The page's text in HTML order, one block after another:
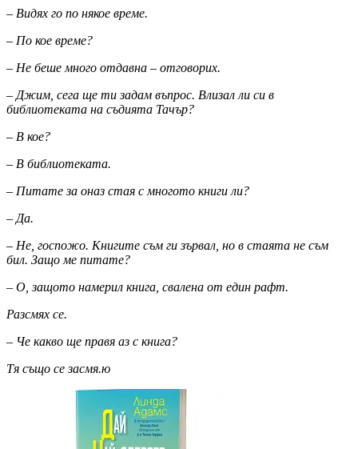
– Видях го по някое време.
– По кое време?
– Не беше много отдавна – отговорих.
– Джим, сега ще ти задам въпрос. Влизал ли си в
библиотеката на съдията Тачър?
– В кое?
– В библиотеката.
– Питате за оназ стая с многото книги ли?
– Да.
– Не, госпожо. Книгите съм ги зървал, но в стаята не съм
бил. Защо ме питате?
– О, защото намерил книга, свалена от един рафт.
Разсмях се.
– Че какво ще правя аз с книга?
Тя също се засмя.ю